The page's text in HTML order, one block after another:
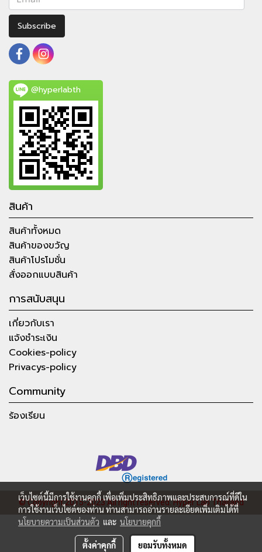
Subscribe
@hyperlabth
สินค้า
สินค้าทั้งหมด
สินค้าของขวัญ
สินค้าโปรโมชั่น
สั่งออกแบบสินค้า
การสนับสนุน
เกี่ยวกับเรา
แจ้งชำระเงิน
Cookies-policy
Privacys-policy
Community
ร้องเรียน
© Copyright 2015-2023 All right reserved.Hyper Lab Thailand
เว็บไซต์นี้มีการใช้งานคุกกี้ เพื่อเพิ่มประสิทธิภาพและประสบการณ์ที่ดีใน
การใช้งานเว็บไซต์ของท่าน ท่านสามารถอ่านรายละเอียดเพิ่มเติมได้ที่
นโยบายความเป็นส่วนตัว และ นโยบายคุกกี้
ตั้งค่าคุกกี้ ยอมรับทั้งหมด